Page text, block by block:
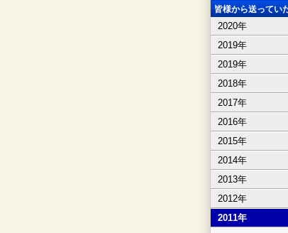
皆様から送ってい
2020年
2019年
2019年
2018年
2017年
2016年
2015年
2014年
2013年
2012年
2011年